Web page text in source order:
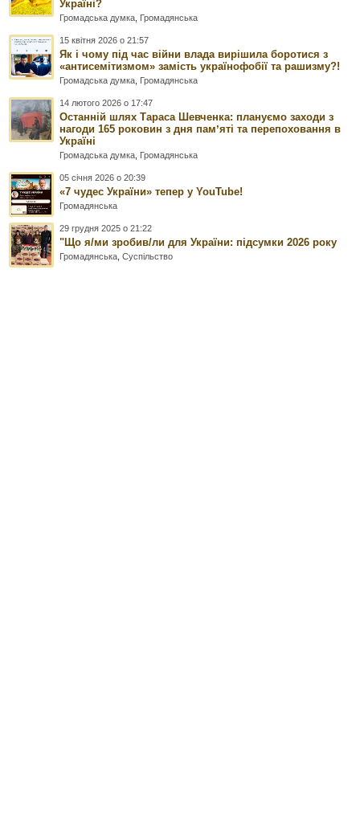
Україні?
Громадська думка Громадянська
15 квітня 2026 о 21:57
Як і чому під час війни влада вирішила боротися з
«антисемітизмом» замість українофобії та рашизму?!
Громадська думка Громадянська
14 лютого 2026 о 17:47
Останній шлях Тараса Шевченка: плануємо заходи з
нагоди 165 роковин з дня памʼяті та перепоховання в
Україні
Громадська думка Громадянська
05 січня 2026 о 20:39
«7 чудес України» тепер у YouTube!
Громадянська
29 грудня 2025 о 21:22
"Що я/ми зробив/ли для України: підсумки 2026 року
Громадянська ,Суспільство